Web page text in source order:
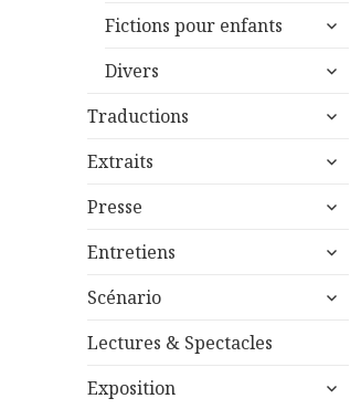
Fictions pour enfants
ouvrir
sous-
Divers
ouvrir
sous-
Traductions
ouvrir
sous-
Extraits
ouvrir
sous-
Presse
ouvrir
sous-
Entretiens
ouvrir
sous-
Scénario
ouvrir
Lectures & Spectacles
Exposition
ouvrir